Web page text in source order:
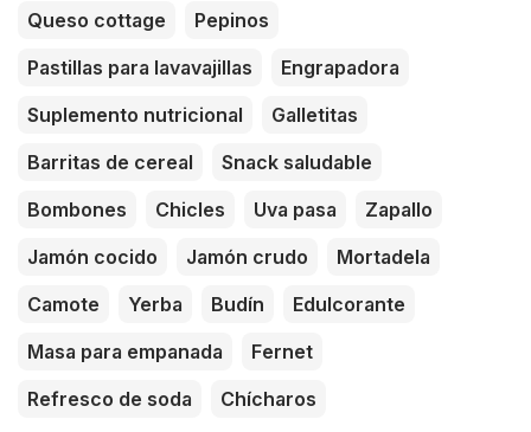
Queso cottage
Pepinos
Pastillas para lavavajillas
Engrapadora
Suplemento nutricional
Galletitas
Barritas de cereal
Snack saludable
Bombones
Chicles Uva pasa
Zapallo
Jamón cocido
Jamón crudo
Mortadela
Camote
Yerba Budín
Edulcorante
Masa para empanada
Fernet
Refresco de soda
Chícharos